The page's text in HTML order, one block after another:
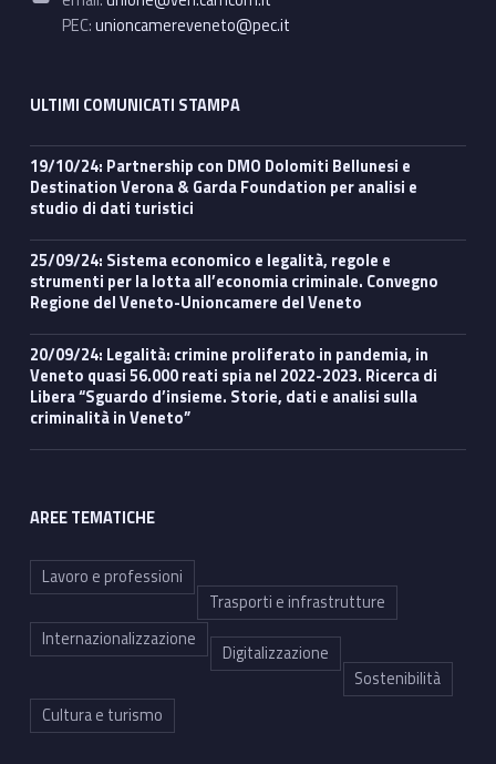
PEC:unioncamereveneto@pec.it
ULTIMI COMUNICATI STAMPA
19/10/24: Partnership con DMO Dolomiti Bellunesi e
Destination Verona & Garda Foundation per analisi e
studio di dati turistici
25/09/24: Sistema economico e legalità, regole e
strumenti per la lotta all’economia criminale. Convegno
Regione del Veneto-Unioncamere del Veneto
20/09/24: Legalità: crimine proliferato in pandemia, in
Veneto quasi 56.000 reati spia nel 2022-2023. Ricerca di
Libera “Sguardo d’insieme. Storie, dati e analisi sulla
criminalità in Veneto”
AREE TEMATICHE
Lavoro e professioni
Trasporti e infrastrutture
Internazionalizzazione
Digitalizzazione
Sostenibilità
Cultura e turismo